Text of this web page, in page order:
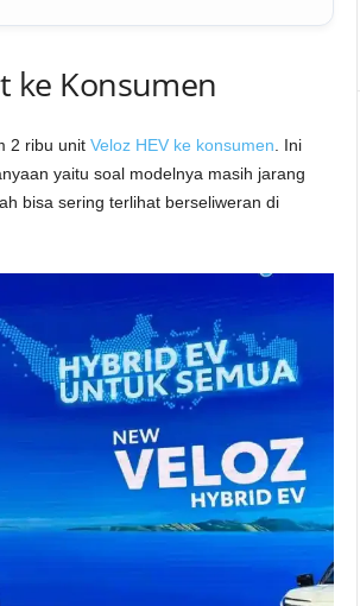
ke Konsumen
2 ribu unit Veloz HEV ke konsumen . Ini
yaitu soal modelnya masih jarang
bisa sering terlihat berseliweran di